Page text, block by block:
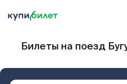
Билеты на поезд